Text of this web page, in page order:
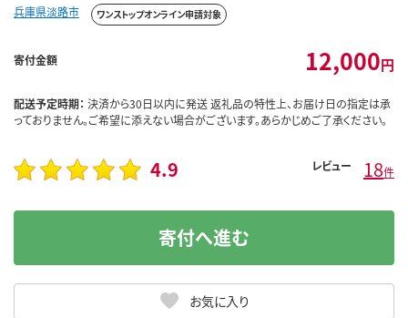
兵庫県淡路市 ワンストップオンライン申請対象
寄付金額 12,000円
配送予定時期： 決済から30日以内に発送 返礼品の特性上、お届け日の指定は承
っておりません。ご希望に添えない場合がございます。あらかじめご了承ください。
4.9 レビュー 18件
お気に入り
寄付へ進む